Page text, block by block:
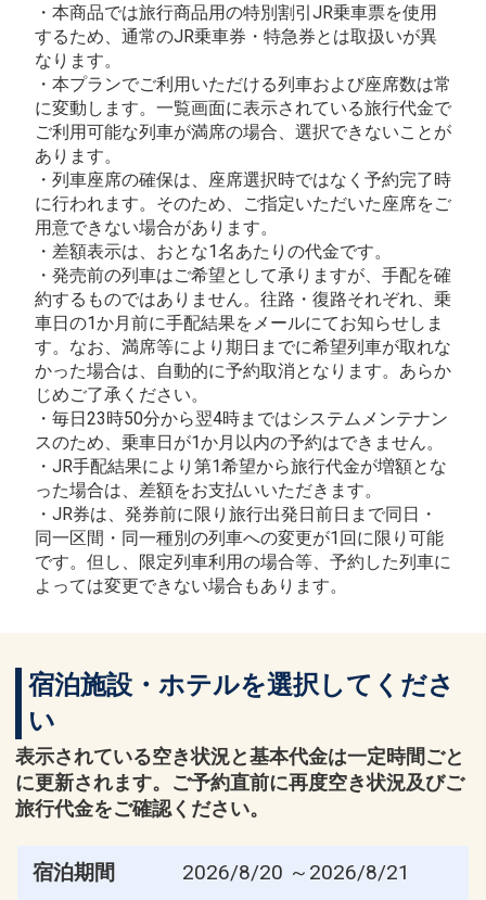
・本商品では旅行商品用の特別割引JR乗車票を使用
するため、通常のJR乗車券・特急券とは取扱いが異
なります。
・本プランでご利用いただける列車および座席数は常
に変動します。一覧画面に表示されている旅行代金で
ご利用可能な列車が満席の場合、選択できないことが
あります。
・列車座席の確保は、座席選択時ではなく予約完了時
に行われます。そのため、ご指定いただいた座席をご
用意できない場合があります。
・差額表示は、おとな1名あたりの代金です。
・発売前の列車はご希望として承りますが、手配を確
約するものではありません。往路・復路それぞれ、乗
車日の1か月前に手配結果をメールにてお知らせしま
す。なお、満席等により期日までに希望列車が取れな
かった場合は、自動的に予約取消となります。あらか
じめご了承ください。
・毎日23時50分から翌4時まではシステムメンテナン
スのため、乗車日が1か月以内の予約はできません。
・JR手配結果により第1希望から旅行代金が増額とな
った場合は、差額をお支払いいただきます。
・JR券は、発券前に限り旅行出発日前日まで同日・
同一区間・同一種別の列車への変更が1回に限り可能
です。但し、限定列車利用の場合等、予約した列車に
よっては変更できない場合もあります。
宿泊施設・ホテルを選択してくださ
い
表示されている空き状況と基本代金は一定時間ごと
に更新されます。ご予約直前に再度空き状況及びご
旅行代金をご確認ください。
宿泊期間
2026/8/20 ～2026/8/21